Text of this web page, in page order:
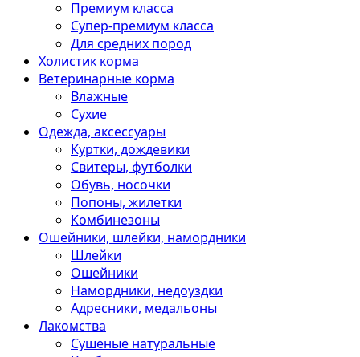
Премиум класса
Супер-премиум класса
Для средних пород
Холистик корма
Ветеринарные корма
Влажные
Сухие
Одежда, аксессуары
Куртки, дождевики
Свитеры, футболки
Обувь, носочки
Попоны, жилетки
Комбинезоны
Ошейники, шлейки, намордники
Шлейки
Ошейники
Намордники, недоуздки
Адресники, медальоны
Лакомства
Сушеные натуральные